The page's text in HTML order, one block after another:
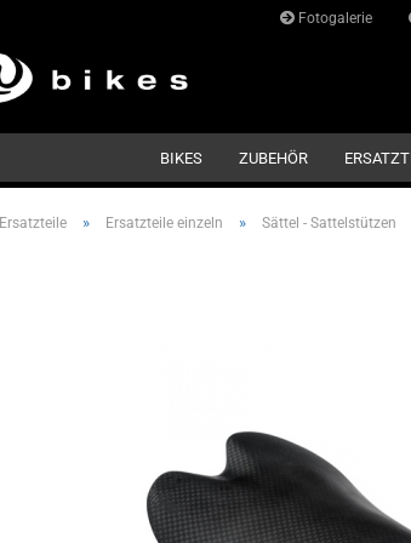
Fotogalerie
BIKES ZUBEHÖR
Ersatzteile » Ersatzteile einzeln » Sättel - Sattelstützen